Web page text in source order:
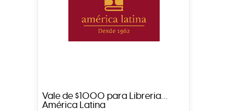
Vale de $1000 para Libreria
América Latina